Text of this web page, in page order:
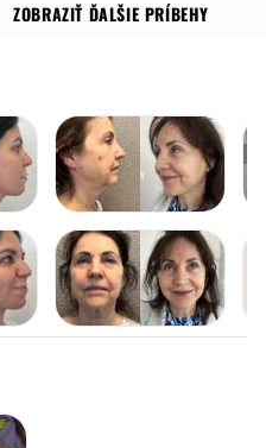
ZOBRAZIŤ ĎALŠIE PRÍBEHY